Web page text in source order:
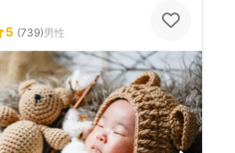
5 (739)男性